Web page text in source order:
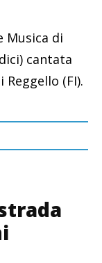
Musica di
cantata
(FI).